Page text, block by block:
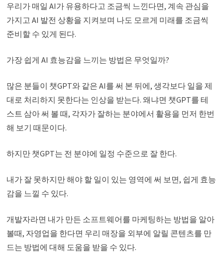
우리가 매일 AI가 유용하다고 조금씩 느낀다면, 계속 관심을
가지고 AI 발전 상황을 지켜보며 나도 모르게 미래를 조금씩
준비할 수 있게 된다.
가장 쉽게 AI 효능감을 느끼는 방법은 무엇일까?
많은 분들이 챗GPT와 같은 AI를 써 본 뒤에, 생각보다 일을 제
대로 처리하지 못한다는 인상을 받는다. 왜냐면 챗GPT를 테
스트 삼아 써 볼 때, 각자가 잘하는 분야에서 활용을 먼저 한번
해 보기 때문이다.
하지만 챗GPT는 전 분야에 일정 수준으로 잘 한다.
내가 잘 못하지만 해야 할 일이 있는 영역에 써 보면, 쉽게 효능
감을 느낄 수 있다.
개발자라면 내가 만든 소프트웨어를 마케팅하는 방법을 알아
볼때, 자영업을 한다면 우리 매장을 외부에 알릴 콘텐츠를 만
드는 방법에 대해 도움을 받을 수 있다.